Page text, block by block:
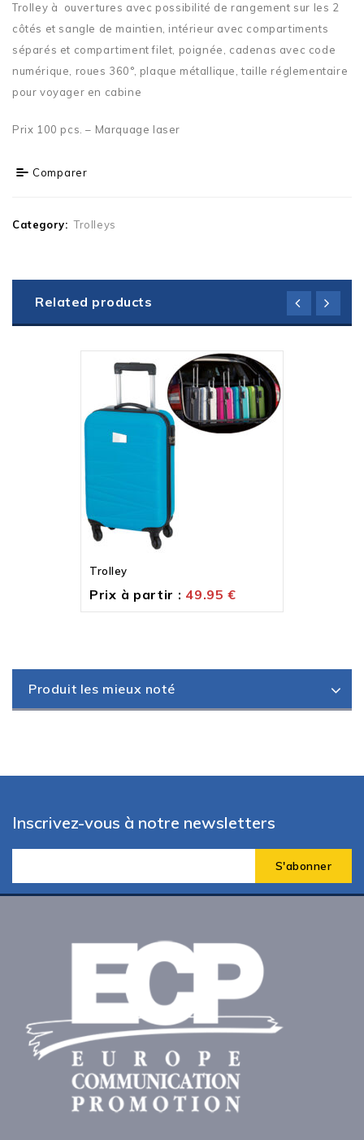
Trolley à ouvertures avec possibilité de rangement sur les 2
côtés et sangle de maintien, intérieur avec compartiments
séparés et compartiment filet, poignée, cadenas avec code
numérique, roues 360°, plaque métallique, taille réglementaire
pour voyager en cabine
Prix 100 pcs. – Marquage laser
Comparer
Category: Trolleys
Related products
Trolley
Prix à partir : 49.95€
Produit les mieux noté
Inscrivez-vous à notre newsletters